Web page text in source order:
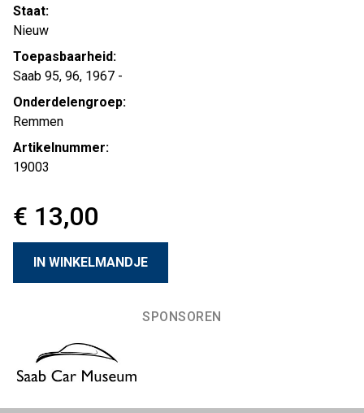
Staat:
Nieuw
Toepasbaarheid:
Saab 95, 96, 1967 -
Onderdelengroep:
Remmen
Artikelnummer:
19003
€ 13,00
SPONSOREN